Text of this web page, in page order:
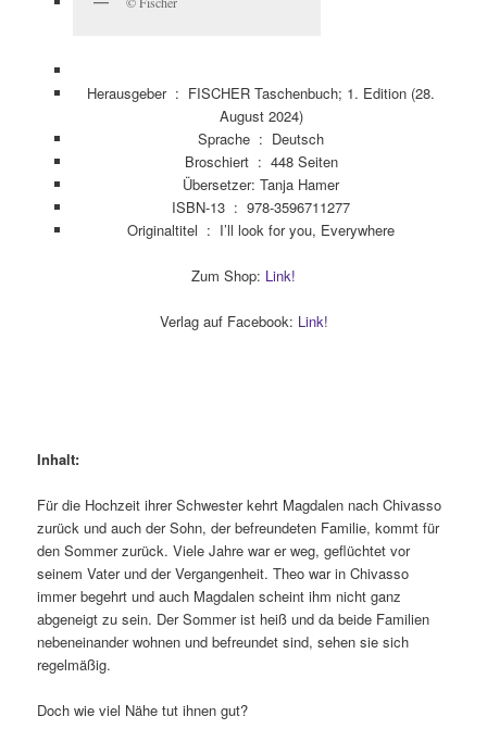
Herausgeber ‏ : ‎ FISCHER Taschenbuch; 1. Edition (28.
August 2024)
Sprache ‏ : ‎ Deutsch
Broschiert ‏ : ‎ 448 Seiten
Übersetzer: Tanja Hamer
ISBN-13 ‏ : ‎978-3596711277
Originaltitel ‏ : ‎ I’ll look for you, Everywhere
Zum Shop: Link!
Verlag auf Facebook: Link!
Inhalt:
Für die Hochzeit ihrer Schwester kehrt Magdalen nach Chivasso
zurück und auch der Sohn, der befreundeten Familie, kommt für
den Sommer zurück. Viele Jahre war er weg, geflüchtet vor
seinem Vater und der Vergangenheit. Theo war in Chivasso
immer begehrt und auch Magdalen scheint ihm nicht ganz
abgeneigt zu sein. Der Sommer ist heiß und da beide Familien
nebeneinander wohnen und befreundet sind, sehen sie sich
regelmäßig.
Doch wie viel Nähe tut ihnen gut?